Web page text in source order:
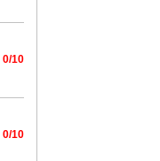
0/10
0/10